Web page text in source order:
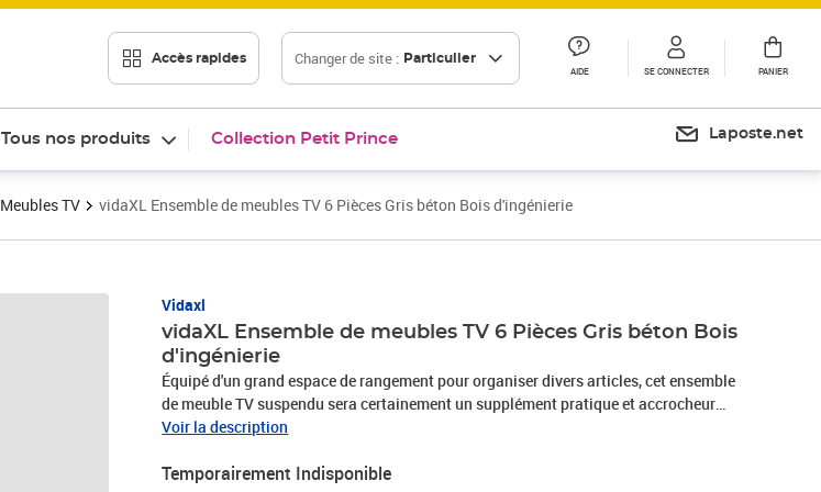
Accès rapides Changer de site : Particulier
AIDE SE CONNECTER PANIER
Tous nos produits Collection Petit Prince Laposte.net
Meubles TV vidaXL Ensemble de meubles TV 6 Pièces Gris béton Bois d'ingénierie
Vidaxl
vidaXL Ensemble de meubles TV 6 Pièces Gris béton Bois
d'ingénierie
Équipé d'un grand espace de rangement pour organiser divers articles, cet ensemble
de meuble TV suspendu sera certainement un supplément pratique et accrocheur
dans votre maison. Le meuble TV est fixé au mur, ce qui en fait un supplément
garder bien organisés ou à portée de main tous les articles préférés. De plus,
Voir la description
Temporairement Indisponible